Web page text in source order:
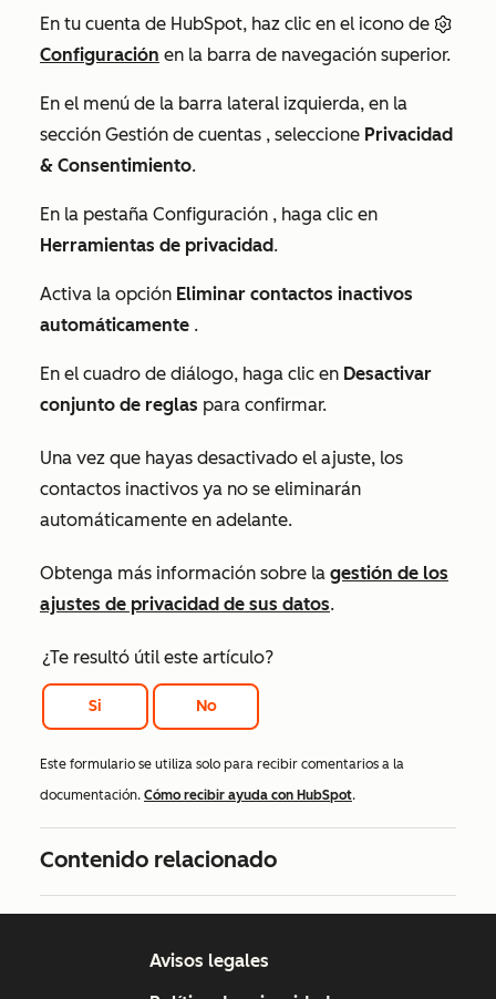
En tu cuenta de HubSpot, haz clic en el icono de
Configuración en la barra de navegación superior.
En el menú de la barra lateral izquierda, en la
sección Gestión de cuentas , seleccione Privacidad
& Consentimiento.
En la pestaña Configuración , haga clic en
Herramientas de privacidad.
Activa la opción Eliminar contactos inactivos
automáticamente .
En el cuadro de diálogo, haga clic en Desactivar
conjunto de reglas para confirmar.
Una vez que hayas desactivado el ajuste, los
contactos inactivos ya no se eliminarán
automáticamente en adelante.
Obtenga más información sobre la gestión de los
ajustes de privacidad de sus datos.
¿Te resultó útil este artículo?
Si No
Este formulario se utiliza solo para recibir comentarios a la
documentación. Cómo recibir ayuda con HubSpot.
Contenido relacionado
Avisos legales